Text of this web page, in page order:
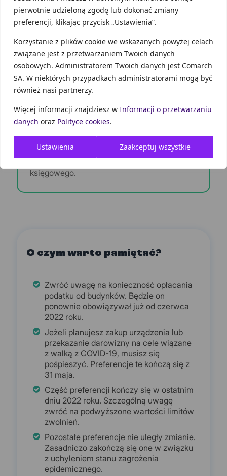
pierwotnie udzieloną zgodę lub dokonać zmiany
preferencji, klikając przycisk „Ustawienia”.
Korzystanie z plików cookie we wskazanych powyżej celach
związane jest z przetwarzaniem Twoich danych
osobowych. Administratorem Twoich danych jest Comarch
SA. W niektórych przypadkach administratorami mogą być
również nasi partnerzy.
Więcej informacji znajdziesz w Informacji o przetwarzaniu
danych oraz Polityce cookies.
Ustawienia Zaakceptuj wszystkie
preferencje w zakresie podatku VAT – głównie
obniżenie do 0% na niektóre towary – przestało
Procesy księgowe związane z rozliczaniem
podatku VAT stają się proste przy użyciu
oprogramowania Comarch Betterfly, które
jest zawsze zgodne z obowiązującymi
przepisami. Prowadzenie księgowości może
być proste niezależnie, czy wykonujemy ją
samodzielnie czy z udziałem biura
księgowego.
O czym warto pamiętać?
Zwróć uwagę na konieczność opłacania
podatku od budynków. Będzie on
ponownie obowiązywał już od czerwca
2022 roku.
Jeżeli planujesz zakup urządzenia lub
przekazanie darowizny na cele wiązane
z walką z COVID-19, musisz się
pośpieszyć. Preferencje te kończą się z
31 maja.
Część preferencji kończy się w ostatnim
dniu 2022 roku. Szczególną uwagę
zwróć na podwyższone wartości limitów
zwolnień.
Pozostałe preferencje nie uległy zmianie.
Zasadniczo zakończą się one w związku
z uchyleniem stanu zagrożenia
epidemicznego.